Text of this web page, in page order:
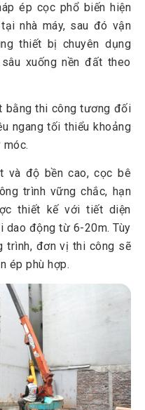
phổ biến
Nội 2026
ép cọc bê tông
cọc bê tông
gặp
tải, hay ép robot?
(md) để ước chi phí ép cọc
Larsen không?
ép cọc phổ biến hiện
nhà máy, sau đó vận
thiết bị chuyên dụng
xuống nền đất theo
bằng thi công tương đối
ngang tối thiểu khoảng
và độ bền cao, cọc bê
trình vững chắc, hạn
thiết kế với tiết diện
dao động từ 6-20m. Tùy
trình, đơn vị thi công sẽ
ép phù hợp.